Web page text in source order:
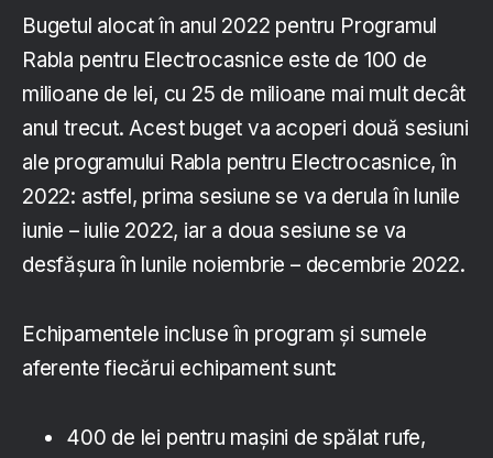
Bugetul alocat în anul 2022 pentru Programul
Rabla pentru Electrocasnice este de 100 de
milioane de lei, cu 25 de milioane mai mult decât
anul trecut. Acest buget va acoperi două sesiuni
ale programului Rabla pentru Electrocasnice, în
2022: astfel, prima sesiune se va derula în lunile
iunie – iulie 2022, iar a doua sesiune se va
desfășura în lunile noiembrie – decembrie 2022.
Echipamentele incluse în program și sumele
aferente fiecărui echipament sunt:
400 de lei pentru mașini de spălat rufe,